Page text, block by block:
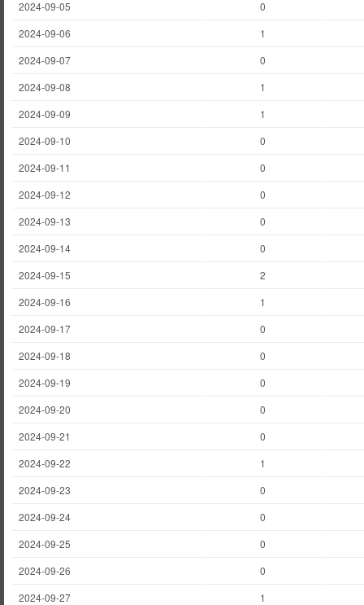
2024-09-05
0
2024-09-06
1
2024-09-07
0
2024-09-08
1
2024-09-09
1
2024-09-10
0
2024-09-11
0
2024-09-12
0
2024-09-13
0
2024-09-14
0
2024-09-15
2
2024-09-16
1
2024-09-17
0
2024-09-18
0
2024-09-19
0
2024-09-20
0
2024-09-21
0
2024-09-22
1
2024-09-23
0
2024-09-24
0
2024-09-25
0
2024-09-26
0
2024-09-27
1